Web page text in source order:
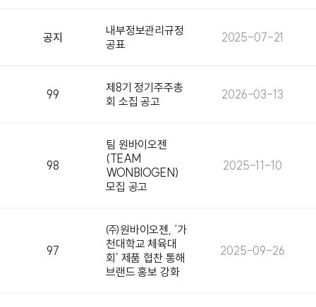
공지
내부정보관리규정
공표
2025-07-21
99
제8기 정기주주총
회 소집 공고
2026-03-13
98
팀 원바이오젠
(TEAM
WONBIOGEN)
모집 공고
2025-11-10
97
㈜원바이오젠, ‘가
천대학교 체육대
회’ 제품 협찬 통해
브랜드 홍보 강화
2025-09-26